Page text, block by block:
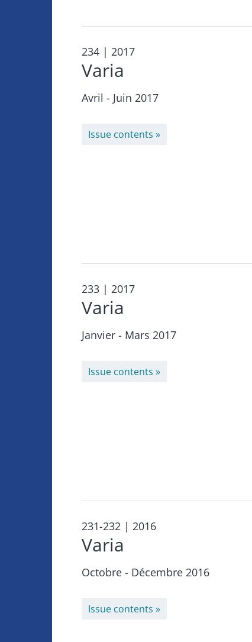
234 | 2017
Varia
Avril - Juin 2017
Issue contents
233 | 2017
Varia
Janvier - Mars 2017
Issue contents
231-232 | 2016
Varia
Octobre - Décembre 2016
Issue contents